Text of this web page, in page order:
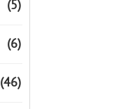
(5)
(6)
(46)